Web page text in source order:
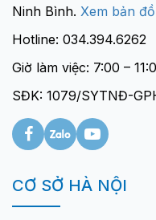
Ninh Bình. Xem bản đồ
Hotline: 034.394.6262
Giờ làm việc: 7:00 –
SĐK: 1079/SYTNĐ-
CƠ SỞ HÀ NỘI